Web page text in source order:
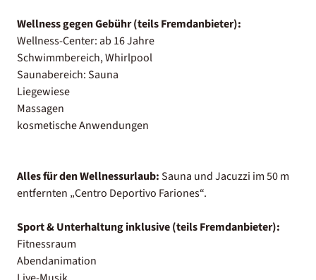
Wellness gegen Gebühr (teils Fremdanbieter):
Wellness-Center: ab 16 Jahre
Schwimmbereich, Whirlpool
Saunabereich: Sauna
Liegewiese
Massagen
kosmetische Anwendungen
Alles für den Wellnessurlaub:Sauna und Jacuzzi im 50 m
entfernten „Centro Deportivo Fariones“.
Sport & Unterhaltung inklusive (teils Fremdanbieter):
Fitnessraum
Abendanimation